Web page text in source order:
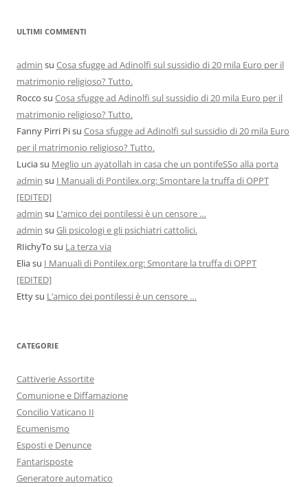
ULTIMI COMMENTI
admin su Cosa sfugge ad Adinolfi sul sussidio di 20 mila Euro per il
matrimonio religioso? Tutto.
Rocco su Cosa sfugge ad Adinolfi sul sussidio di 20 mila Euro per il
matrimonio religioso? Tutto.
Fanny Pirri Pisu Cosa sfugge ad Adinolfi sul sussidio di 20 mila Euro
per il matrimonio religioso? Tutto.
Luciasu Meglio un ayatollah in casa che un pontifeSSo alla porta
admin su I Manuali di Pontilex.org: Smontare la truffa di OPPT
[EDITED]
admin su L’amico dei pontilessi è un censore …
admin su Gli psicologi e gli psichiatri cattolici.
RIichyTo su La terza via
Eliasu I Manuali di Pontilex.org: Smontare la truffa di OPPT
[EDITED]
Ettysu L’amico dei pontilessi è un censore …
CATEGORIE
Cattiverie Assortite
Comunione e Diffamazione
Concilio Vaticano II
Ecumenismo
Esposti e Denunce
Fantarisposte
Generatore automatico